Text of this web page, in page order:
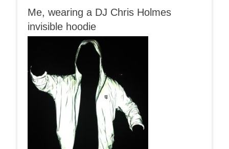
Me, wearing a DJ Chris Holmes
invisible hoodie